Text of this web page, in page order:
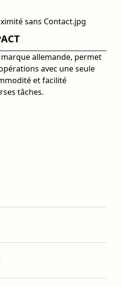
marque allemande, permet
avec une seule
et facilité
tâches.